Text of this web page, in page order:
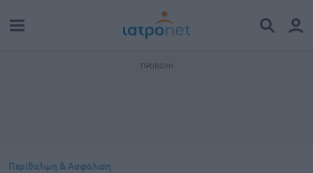
Περίθαλψη & Ασφάλιση